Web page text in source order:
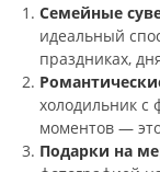
Семейные
идеальный
праздниках,
холодильник с
моментов —
Подарки на